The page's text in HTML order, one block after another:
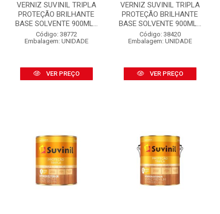
VERNIZ SUVINIL TRIPLA
PROTEÇÃO BRILHANTE
BASE SOLVENTE 900ML...
Código: 38772
Embalagem: UNIDADE
VER PREÇO
VERNIZ SUVINIL TRIPLA
PROTEÇÃO BRILHANTE
BASE SOLVENTE 900ML...
Código: 38420
Embalagem: UNIDADE
VER PREÇO